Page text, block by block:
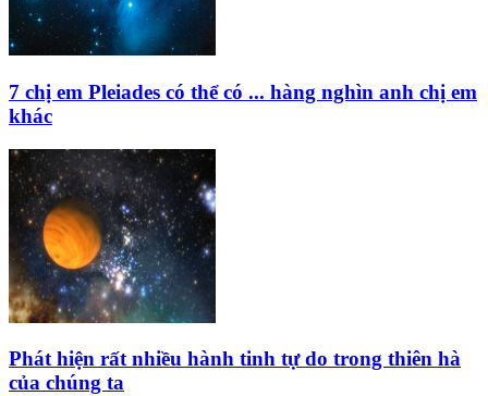
7 chị em Pleiades có thể có ... hàng nghìn anh chị em
khác
Phát hiện rất nhiều hành tinh tự do trong thiên hà
của chúng ta